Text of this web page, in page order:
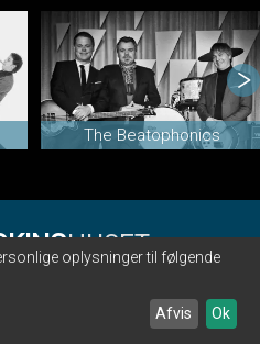
The Beatophonics
HUSET
oplysninger til følgende
Afvis Ok